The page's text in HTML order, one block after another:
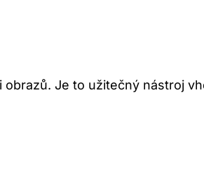
obrazů. Je to užitečný nástroj